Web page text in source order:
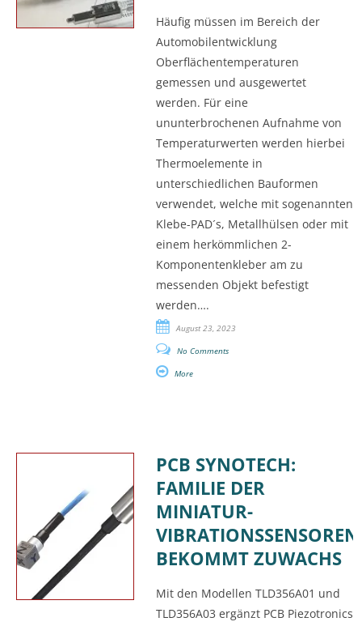
Häufig müssen im Bereich der
Automobilentwicklung
Oberflächentemperaturen
gemessen und ausgewertet
werden. Für eine
ununterbrochenen Aufnahme von
Temperaturwerten werden hierbei
Thermoelemente in
unterschiedlichen Bauformen
verwendet, welche mit sogenannten
Klebe-PAD´s, Metallhülsen oder mit
einem herkömmlichen 2-
Komponentenkleber am zu
messenden Objekt befestigt
werden….
August 23, 2023
No Comments
More
PCB SYNOTECH:
FAMILIE DER
MINIATUR-
VIBRATIONSSENSOREN
BEKOMMT ZUWACHS
Mit den Modellen TLD356A01 und
TLD356A03 ergänzt PCB Piezotronics